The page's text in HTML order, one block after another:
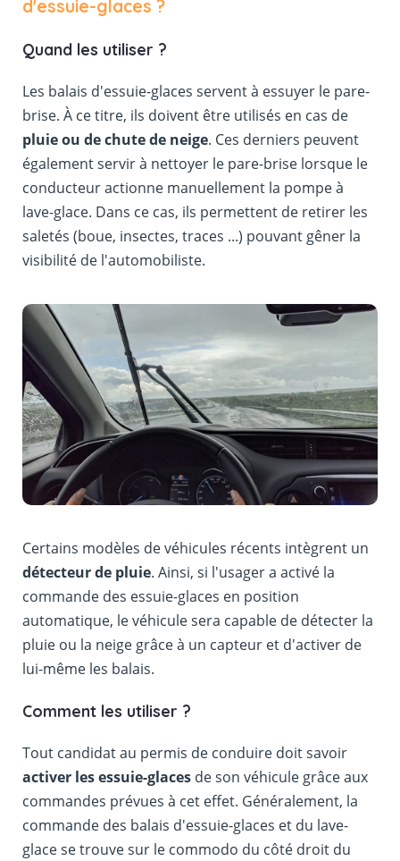
d'essuie-glaces ?
Quand les utiliser ?
Les balais d'essuie-glaces servent à essuyer le pare-
brise. À ce titre, ils doivent être utilisés en cas de
pluie ou de chute de neige. Ces derniers peuvent
également servir à nettoyer le pare-brise lorsque le
conducteur actionne manuellement la pompe à
lave-glace. Dans ce cas, ils permettent de retirer les
saletés (boue, insectes, traces ...) pouvant gêner la
visibilité de l'automobiliste.
Certains modèles de véhicules récents intègrent un
détecteur de pluie. Ainsi, si l'usager a activé la
commande des essuie-glaces en position
automatique, le véhicule sera capable de détecter la
pluie ou la neige grâce à un capteur et d'activer de
lui-même les balais.
Comment les utiliser ?
Tout candidat au permis de conduire doit savoir
activer les essuie-glacesde son véhicule grâce aux
commandes prévues à cet effet. Généralement, la
commande des balais d'essuie-glaces et du lave-
glace se trouve sur le commodo du côté droit du